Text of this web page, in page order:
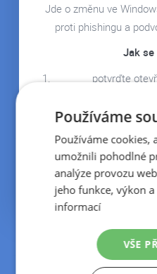
Získali jsme certifikát
ISO 27001
Bezpečnost informací je
naší prioritou S hrdostí
DETAIL ČLÁNKU
Jde o změnu ve
proti phishingu a
Jak
potvrďte
(doporučujeme
pokračujte
Podrobné informace
Používáme
Používáme cookies,
umožnili pohodlné
analýze provozu
jeho funkce, výkon
informací
VŠE